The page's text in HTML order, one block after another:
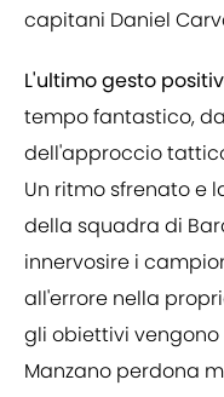
capitani Daniel
L'ultimo gesto
tempo fantastico,
dell'approccio
Un ritmo sfrenato e
della squadra di
innervosire i
all'errore nella
gli obiettivi
Manzano perdona